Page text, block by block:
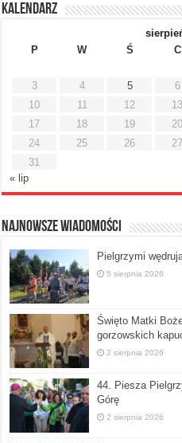
Kalendarz
P
W Ś C
3
4 5 6
10
11 12 13
17
18 19 20
24
25 26 27
31
« lip
Najnowsze Wiadomości
Pielgrzymi
5 sierpnia 2026
Święto Matki
gorzowskich
2 sierpnia 2026
44. Piesza
Górę
2 sierpnia 2026